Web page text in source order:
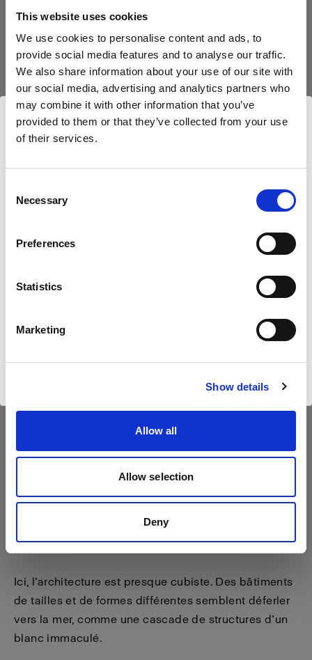
This website uses cookies
We use cookies to personalise content and ads, to
provide social media features and to analyse our traffic.
We also share information about your use of our site with
our social media, advertising and analytics partners who
may combine it with other information that you’ve
provided to them or that they’ve collected from your use
of their services.
Selection
Necessary
Preferences
Statistics
Marketing
Show details
Allow all
Allow selection
Deny
Czech Republic
Langue
Et le soleil fut
Une fois les nuages dissipés, Hannah a dû tout
mettre en œuvre pour compenser les rayons solaires
de la mi-journée.
Ici, l’architecture est presque cubiste. Des bâtiments
de tailles et de formes différentes semblent déferler
vers la mer, comme une cascade de structures d’un
blanc immaculé.